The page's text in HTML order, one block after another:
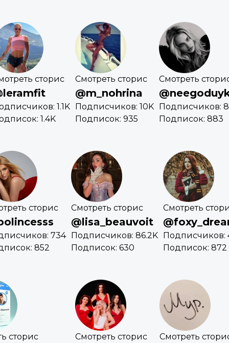
сторис
1.1K
1.4K
Смотреть сторис
@m_nohrina
Подписчиков: 10K
Подписок: 935
Смотреть
Подписчиков:
Подписок: 883
сторис
734
852
Смотреть сторис
@lisa_beauvoit
Подписчиков: 86.2K
Подписок: 630
Смотреть
Подписчиков:
Подписок: 872
сторис Смотреть сторис Смотреть